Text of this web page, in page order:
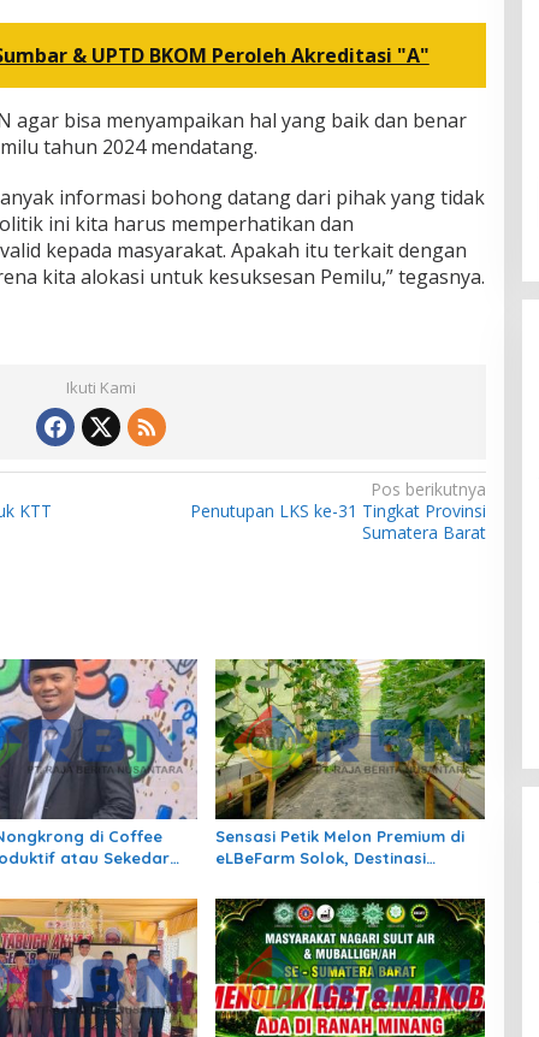
& UPTD BKOM Peroleh Akreditasi "A"
agar bisa menyampaikan hal yang baik dan benar
tahun 2024 mendatang.
informasi bohong datang dari pihak yang tidak
ini kita harus memperhatikan dan
kepada masyarakat. Apakah itu terkait dengan
kita alokasi untuk kesuksesan Pemilu,” tegasnya.
Ikuti Kami
KTT
Pos berikutnya
Penutupan LKS ke-31 Tingkat Provinsi
Sumatera Barat
di Coffee
atau Sekedar
Sensasi Petik Melon Premium di
eLBeFarm Solok, Destinasi
Dikunjungi